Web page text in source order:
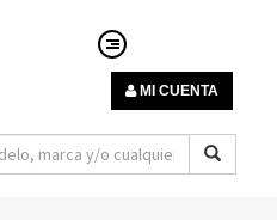
MI CUENTA